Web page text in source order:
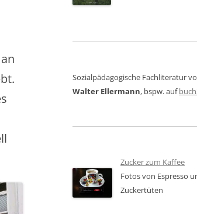
Sozialpädagogische Fachliteratur
Walter Ellermann, bspw. auf
Zucker zum Kaffee
Fotos von Espresso
Zuckertüten